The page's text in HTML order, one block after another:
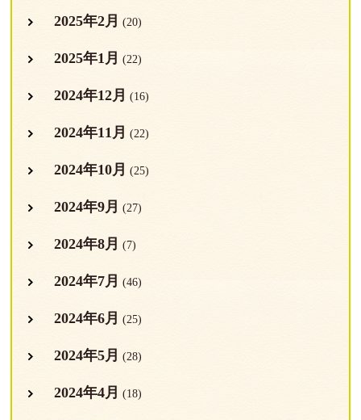
2025年2月 (20)
2025年1月 (22)
2024年12月 (16)
2024年11月 (22)
2024年10月 (25)
2024年9月 (27)
2024年8月 (7)
2024年7月 (46)
2024年6月 (25)
2024年5月 (28)
2024年4月 (18)